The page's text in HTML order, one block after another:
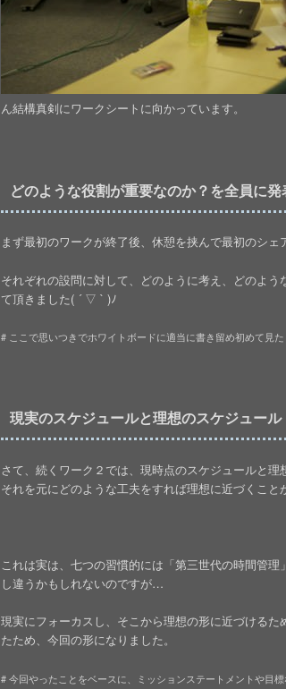
ん結構真剣にワークシートに向かっています。
どのような役割が重要なのか？を全員に発
まず最初のワークが終了後、休憩を挟んで最初のシェ
それぞれの設問に対して、どのように考え、どのよ
て頂きました( ´ ▽ ` )ﾉ
# ここで思いつきでホワイトボードに適当に書き留め初めて見
現実のスケジュールと理想のスケジュール
さて、続くワーク２では、現時点のスケジュールと理
それを元にどのような工夫をすれば理想に近づくこと
これは実は、七つの習慣的には「第三世代の時間管
し違うかもしれないのですが…
現実にフォーカスし、そこから理想の形に近づける
たため、今回の形になりました。
# 今回やったことをベースに、ミッションステートメントや目